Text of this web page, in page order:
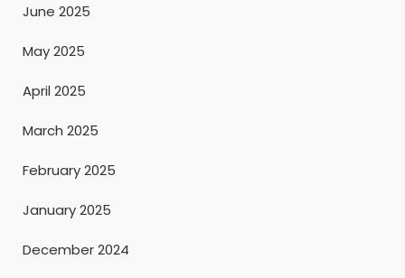
June 2025
May 2025
April 2025
March 2025
February 2025
January 2025
December 2024